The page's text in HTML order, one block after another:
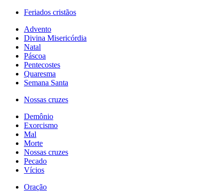
Feriados cristãos
Advento
Divina Misericórdia
Natal
Páscoa
Pentecostes
Quaresma
Semana Santa
Nossas cruzes
Demônio
Exorcismo
Mal
Morte
Nossas cruzes
Pecado
Vícios
Oração